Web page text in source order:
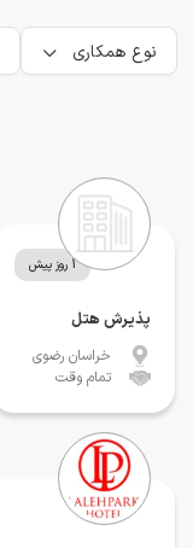
نوع همکاری
1 روز پیش
پذیرش هتل
خراسان رضوی
تمام وقت